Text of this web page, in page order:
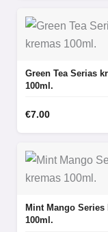
Green Tea Serias
100ml.
€7.00
Mint Mango Series
100ml.